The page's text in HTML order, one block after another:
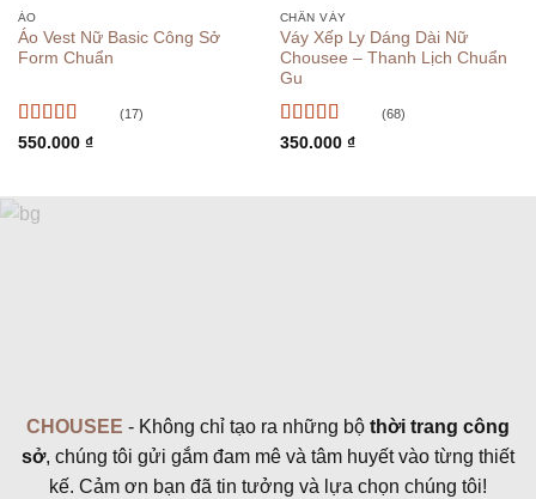
ÁO
Áo Vest Nữ Basic Công Sở
Form Chuẩn
Được xếp
(17)
550.000 ₫
CHÂN VÁY
Váy Xếp Ly Dáng Dài Nữ
Chousee – Thanh Lịch Chuẩn
Gu
Được xếp
(68)
350.000 ₫
CHOUSEE - Không chỉ tạo ra những bộ thời trang công
sở, chúng tôi gửi gắm đam mê và tâm huyết vào từng thiết
kế. Cảm ơn bạn đã tin tưởng và lựa chọn chúng tôi!